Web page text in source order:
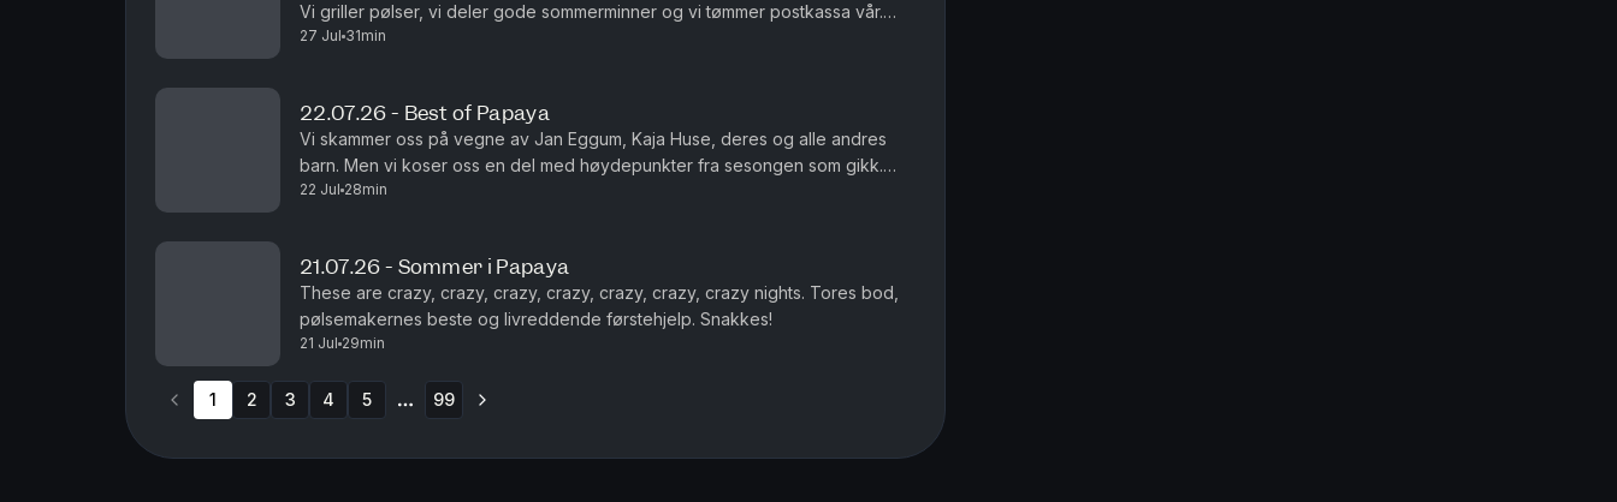
Vi griller pølser, vi deler gode sommerminner og vi tømmer postkassa vår.
Det er fint.
27 Jul 31min
22.07.26 - Best of Papaya
Vi skammer oss på vegne av Jan Eggum, Kaja Huse, deres og alle andres
barn. Men vi koser oss en del med høydepunkter fra sesongen som gikk.
Legendene Ole Soo og Shakademus Tandrevold dukker opp. HEI!
22 Jul 28min
21.07.26 - Sommer i Papaya
These are crazy, crazy, crazy, crazy, crazy, crazy, crazy nights. Tores bod,
pølsemakernes beste og livreddende førstehjelp. Snakkes!
21 Jul 29min
1 2 3 4 5 99